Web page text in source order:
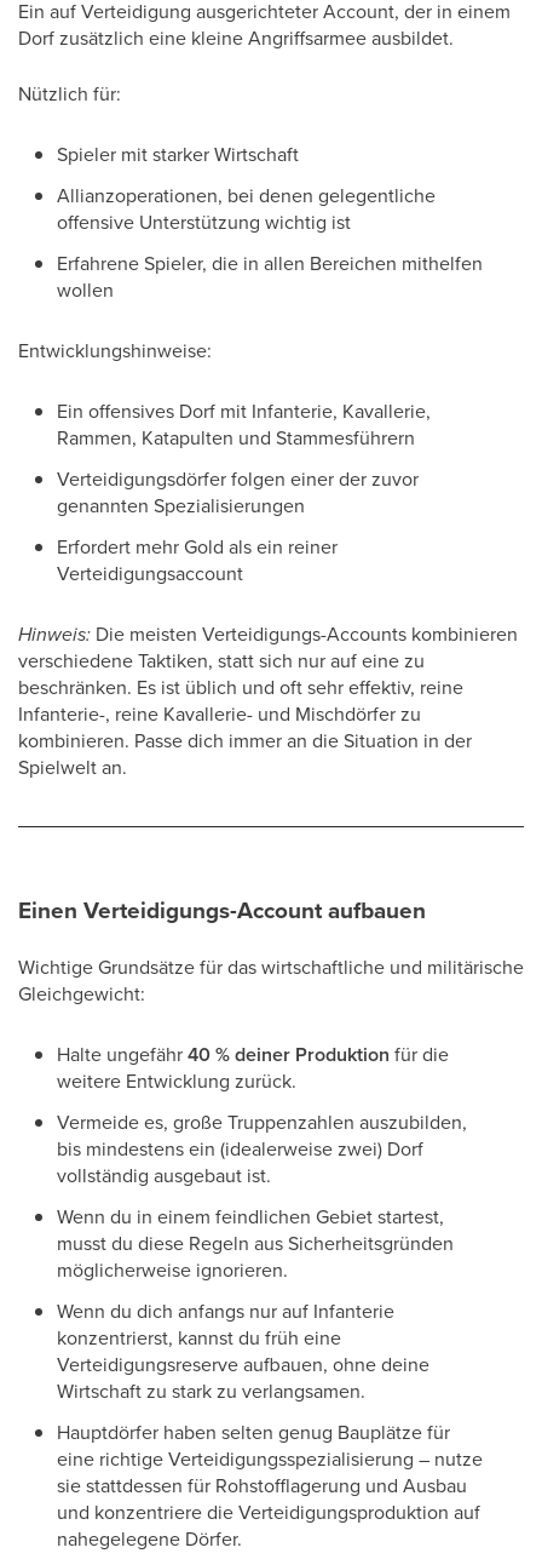
Ein auf Verteidigung ausgerichteter Account, der in einem
Dorf zusätzlich eine kleine Angriffsarmee ausbildet.
Nützlich für:
Spieler mit starker Wirtschaft
Allianzoperationen, bei denen gelegentliche
offensive Unterstützung wichtig ist
Erfahrene Spieler, die in allen Bereichen mithelfen
wollen
Entwicklungshinweise:
Ein offensives Dorf mit Infanterie, Kavallerie,
Rammen, Katapulten und Stammesführern
Verteidigungsdörfer folgen einer der zuvor
genannten Spezialisierungen
Erfordert mehr Gold als ein reiner
Verteidigungsaccount
Hinweis: Die meisten Verteidigungs-Accounts kombinieren
verschiedene Taktiken, statt sich nur auf eine zu
beschränken. Es ist üblich und oft sehr effektiv, reine
Infanterie-, reine Kavallerie- und Mischdörfer zu
kombinieren. Passe dich immer an die Situation in der
Spielwelt an.
Einen Verteidigungs-Account aufbauen
Wichtige Grundsätze für das wirtschaftliche und militärische
Gleichgewicht:
Halte ungefähr40 % deiner Produktion für die
weitere Entwicklung zurück.
Vermeide es, große Truppenzahlen auszubilden,
bis mindestens ein (idealerweise zwei) Dorf
vollständig ausgebaut ist.
Wenn du in einem feindlichen Gebiet startest,
musst du diese Regeln aus Sicherheitsgründen
möglicherweise ignorieren.
Wenn du dich anfangs nur auf Infanterie
konzentrierst, kannst du früh eine
Verteidigungsreserve aufbauen, ohne deine
Wirtschaft zu stark zu verlangsamen.
Hauptdörfer haben selten genug Bauplätze für
eine richtige Verteidigungsspezialisierung – nutze
sie stattdessen für Rohstofflagerung und Ausbau
und konzentriere die Verteidigungsproduktion auf
nahegelegene Dörfer.